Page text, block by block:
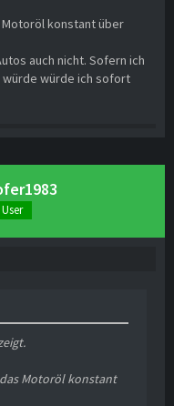
Motoröl konstant über
auch nicht. Sofern ich
würde ich sofort
Motoröl konstant